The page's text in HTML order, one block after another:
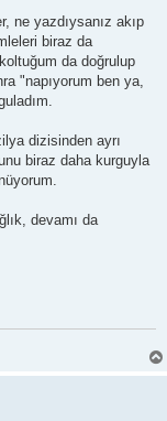
ne yazdıysanız akıp
biraz da
da doğrulup
"napıyorum ben ya,
dizisinden ayrı
biraz daha kurguyla
devamı da